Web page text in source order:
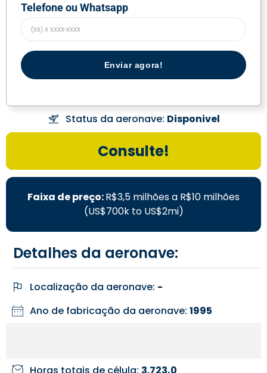
Telefone ou Whatsapp
Enviar agora!
Status da aeronave: Disponivel
Consulte!
Faixa de preço:R$3,5 milhões a R$10 milhões
(US$700k to US$2mi)
Detalhes da aeronave:
Localização da aeronave: -
Ano de fabricação da aeronave: 1995
Horas totais de célula: 3.723,0